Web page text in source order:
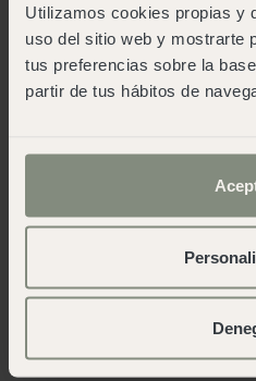
Utilizamos cookies propias y
uso del sitio web y mostrarte
tus preferencias sobre la
partir de tus hábitos de